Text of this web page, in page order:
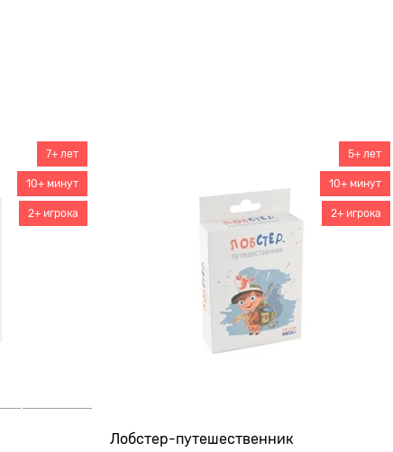
7+ лет
10+ минут
2+ игрока
Лобстер-путешественник
5+ лет
10+ минут
2+ игрока